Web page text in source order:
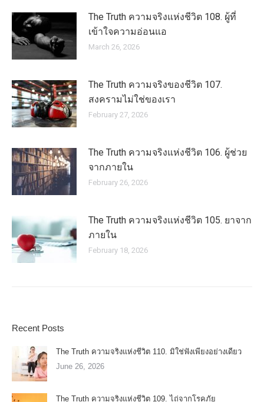
The Truth ความจริงแห่งชีวิต 108. ผู้ที่
เข้าใจความอ่อนแอ
March 26, 2026
The Truth ความจริงของชีวิต 107.
สงครามไม่ใช่ของเรา
February 27, 2026
The Truth ความจริงแห่งชีวิต 106. ผู้ช่วย
จากภายใน
February 26, 2026
The Truth ความจริงแห่งชีวิต 105. ยาจาก
ภายใน
February 18, 2026
Recent Posts
The Truth ความจริงแห่งชีวิต 110. มิใช่ฟังเพียงอย่างเดียว
June 26, 2026
The Truth ความจริงแห่งชีวิต 109. ไถ่จากโรคภัย